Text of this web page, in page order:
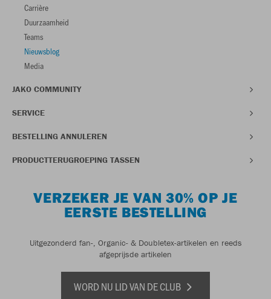
Carrière
Duurzaamheid
Teams
Nieuwsblog
Media
JAKO COMMUNITY
SERVICE
BESTELLING ANNULEREN
PRODUCTTERUGROEPING TASSEN
VERZEKER JE VAN 30% OP JE
EERSTE BESTELLING
Uitgezonderd fan-, Organic- & Doubletex-artikelen en reeds
afgeprijsde artikelen
WORD NU LID VAN DE CLUB